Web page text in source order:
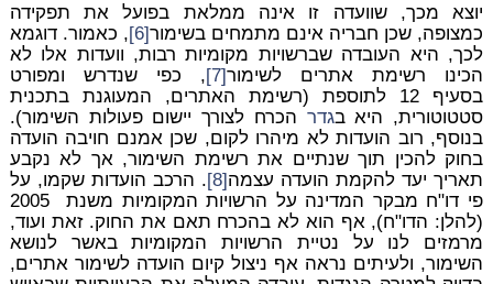
יוצא מכך, שוועדה זו אינה ממלאת בפועל את תפקידה
כמצופה, שכן חבריה אינם מתמחים בשימור[6]
, כאמור. דוגמא
לכך, היא העובדה שברשויות מקומיות רבות, וועדות אלו לא
הכינו רשימת אתרים לשימור[7]
, כפי שנדרש ומפורט
בסעיף 12 לתוספת (רשימת האתרים, המעוגנת בתכנית
סטטוטורית, היא בגדר הכרח לצורך יישום פעולות השימור).
בנוסף, רוב הועדות לא מיהרו לקום, שכן אמנם חויבה הועדה
בחוק להכין תוך שנתיים את רשימת השימור, אך לא נקבע
תאריך יעד להקמת הועדה עצמה[8]
. הרכב הועדות שקמו, על
פי דו"ח מבקר המדינה על הרשויות המקומיות משנת 2005
(להלן: הדו"ח), אף הוא לא בהכרח תאם את החוק. זאת ועוד,
מרמזים לנו על נטיית הרשויות המקומיות באשר לנושא
השימור, ולעיתים נראה אף ניצול קיום הועדה לשימור אתרים,